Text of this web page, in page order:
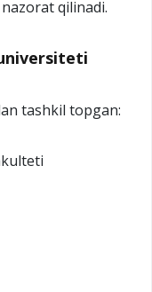
qilinadi.
tashkil topgan: